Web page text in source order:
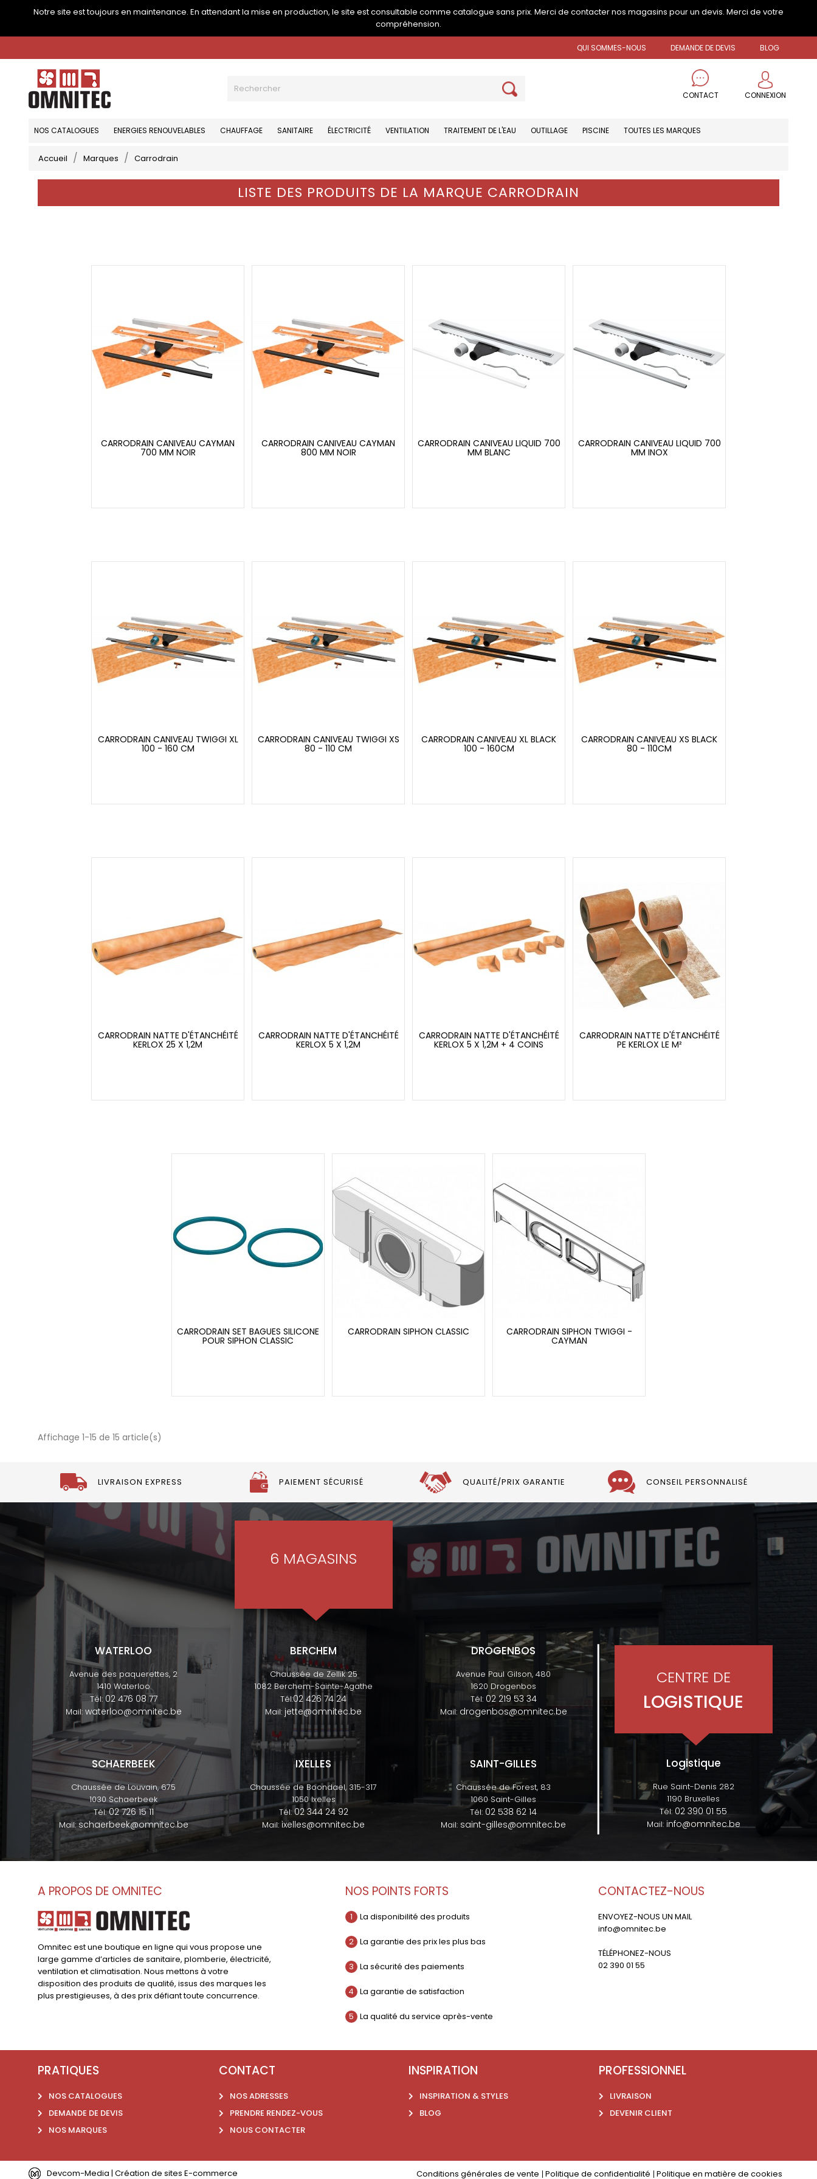
Notre site est toujours en maintenance. En attendant la mise en production, le site est consultable comme catalogue sans prix. Merci de contacter nos magasins pour un devis. Merci de votre
compréhension.
QUI SOMMES-NOUS DEMANDE DE DEVIS BLOG
CONTACT CONNEXION
NOS CATALOGUES ENERGIES RENOUVELABLES CHAUFFAGE SANITAIRE ÉLECTRICITÉ VENTILATION TRAITEMENT DE L'EAU OUTILLAGE PISCINE TOUTES LES MARQUES
Accueil Marques Carrodrain
LISTE DES PRODUITS DE LA MARQUE CARRODRAIN
CARRODRAIN CANIVEAU CAYMAN
700 MM NOIR
CARRODRAIN CANIVEAU CAYMAN
800 MM NOIR
CARRODRAIN CANIVEAU LIQUID 700
MM BLANC
CARRODRAIN CANIVEAU LIQUID 700
MM INOX
CARRODRAIN CANIVEAU TWIGGI XL
100 - 160 CM
CARRODRAIN CANIVEAU TWIGGI XS
80 - 110 CM
CARRODRAIN CANIVEAU XL BLACK
100 - 160CM
CARRODRAIN CANIVEAU XS BLACK
80 - 110CM
CARRODRAIN NATTE D'ÉTANCHÉITÉ
KERLOX 25 X 1,2M
CARRODRAIN NATTE D'ÉTANCHÉITÉ
KERLOX 5 X 1,2M
CARRODRAIN NATTE D'ÉTANCHÉITÉ
KERLOX 5 X 1,2M + 4 COINS
CARRODRAIN NATTE D'ÉTANCHÉITÉ
PE KERLOX LE M²
CARRODRAIN SET BAGUES SILICONE
POUR SIPHON CLASSIC
CARRODRAIN SIPHON CLASSIC CARRODRAIN SIPHON TWIGGI -
CAYMAN
Affichage 1-15 de 15 article(s)
LIVRAISON EXPRESS PAIEMENT SÉCURISÉ QUALITÉ/PRIX GARANTIE CONSEIL PERSONNALISÉ
6 MAGASINS
WATERLOO
Avenue des paquerettes, 2
1410 Waterloo
Tél: 02 476 08 77
Mail: waterloo@omnitec.be
SCHAERBEEK
Chaussée de Louvain, 675
1030 Schaerbeek
Tél:02 726 15 11
Mail:schaerbeek@omnitec.be
BERCHEM
Chaussée de Zellik 25
1082 Berchem-Sainte-Agathe
Tél:02 426 74 24
Mail: jette@omnitec.be
IXELLES
Chaussée de Boondael, 315-317
1050 Ixelles
Tél:02 344 24 92
Mail: ixelles@omnitec.be
DROGENBOS
Avenue Paul Gilson, 480
1620 Drogenbos
Tél: 02 219 53 34
Mail: drogenbos@omnitec.be
SAINT-GILLES
Chaussée de Forest, 83
1060 Saint-Gilles
Tél: 02 538 62 14
Mail: saint-gilles@omnitec.be
CENTRE DE
LOGISTIQUE
Logistique
Rue Saint-Denis 282
1190 Bruxelles
Tél: 02 390 01 55
Mail: info@omnitec.be
A PROPOS DE OMNITEC
Omnitec est une boutique en ligne qui vous propose une
large gamme d’articles de sanitaire, plomberie, électricité,
ventilation et climatisation. Nous mettons à votre
disposition des produits de qualité, issus des marques les
plus prestigieuses, à des prix défiant toute concurrence.
NOS POINTS FORTS
1 La disponibilité des produits
2 La garantie des prix les plus bas
3 La sécurité des paiements
4 La garantie de satisfaction
5 La qualité du service après-vente
CONTACTEZ-NOUS
ENVOYEZ-NOUS UN MAIL
info@omnitec.be
TÉLÉPHONEZ-NOUS
02 390 01 55
PRATIQUES
NOS CATALOGUES
DEMANDE DE DEVIS
NOS MARQUES
CONTACT
NOS ADRESSES
PRENDRE RENDEZ-VOUS
NOUS CONTACTER
INSPIRATION
INSPIRATION & STYLES
BLOG
PROFESSIONNEL
LIVRAISON
DEVENIR CLIENT
Devcom-Media | Création de sites E-commerce Conditions générales de vente Politique de confidentialité Politique en matière de cookies